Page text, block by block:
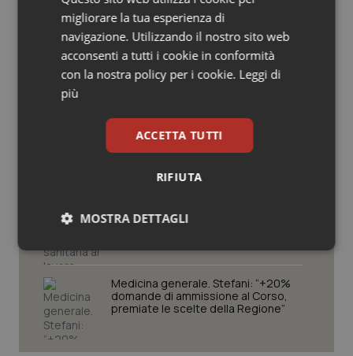
Salute orale & impianti
Sangue & coagulazione
Tiroide
Tumore al seno
Tumori del Polmone & Testa Collo
Tumori gastrointestinali
Ulcera & Reflusso
Vaccini
Regioni e Asl
Cresce la ricerca in Emilia-Romagna:
nel 2025 condotti 1.530 studi, il
Che pizza l’Inail…
Decaro accelera su 118, liste d’attesa
Medicina generale. Stefani: “+20%
domande di ammissione al Corso,
premiate le scelte della Regione”
migliorare la tua esperienza di
navigazione. Utilizzando il nostro sito web
acconsenti a tutti i cookie in conformità
con la nostra policy per i cookie. Leggi di
più
ACCETTA TUTTI
RIFIUTA
MOSTRA DETTAGLI
Necessari Statistici Marketing